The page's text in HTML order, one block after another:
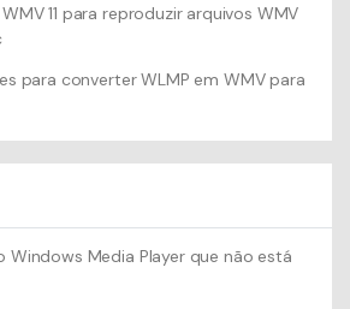
11 para reproduzir arquivos WMV
para converter WLMP em WMV para
Windows Media Player que não está